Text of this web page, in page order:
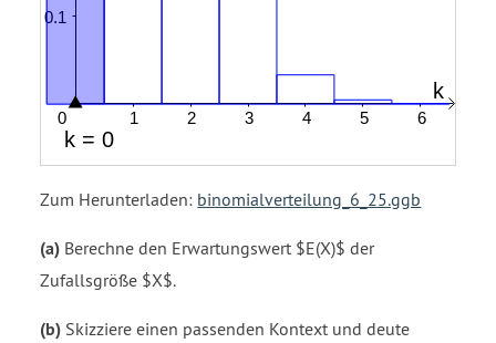
Zum Herunterladen: binomialverteilung_6_25.ggb
(a) Berechne den Erwartungswert $E(X)$ der
Zufallsgröße $X$.
(b) Skizziere einen passenden Kontext und deute